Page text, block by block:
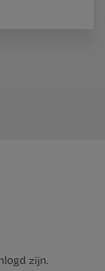
zijn.